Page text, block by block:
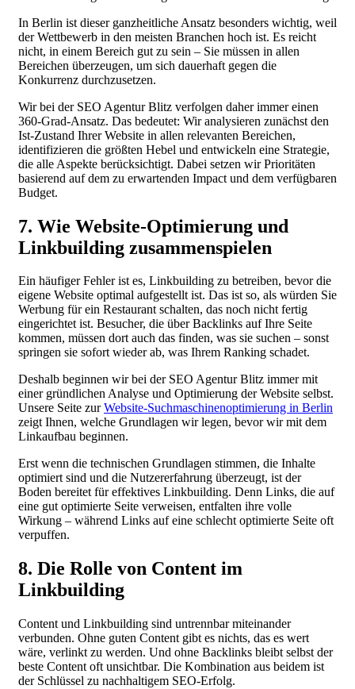
In Berlin ist dieser ganzheitliche Ansatz besonders wichtig, weil
der Wettbewerb in den meisten Branchen hoch ist. Es reicht
nicht, in einem Bereich gut zu sein – Sie müssen in allen
Bereichen überzeugen, um sich dauerhaft gegen die
Konkurrenz durchzusetzen.
Wir bei der SEO Agentur Blitz verfolgen daher immer einen
360-Grad-Ansatz. Das bedeutet: Wir analysieren zunächst den
Ist-Zustand Ihrer Website in allen relevanten Bereichen,
identifizieren die größten Hebel und entwickeln eine Strategie,
die alle Aspekte berücksichtigt. Dabei setzen wir Prioritäten
basierend auf dem zu erwartenden Impact und dem verfügbaren
Budget.
7. Wie Website-Optimierung und
Linkbuilding zusammenspielen
Ein häufiger Fehler ist es, Linkbuilding zu betreiben, bevor die
eigene Website optimal aufgestellt ist. Das ist so, als würden Sie
Werbung für ein Restaurant schalten, das noch nicht fertig
eingerichtet ist. Besucher, die über Backlinks auf Ihre Seite
kommen, müssen dort auch das finden, was sie suchen – sonst
springen sie sofort wieder ab, was Ihrem Ranking schadet.
Deshalb beginnen wir bei der SEO Agentur Blitz immer mit
einer gründlichen Analyse und Optimierung der Website selbst.
Unsere Seite zurWebsite-Suchmaschinenoptimierung in Berlin
zeigt Ihnen, welche Grundlagen wir legen, bevor wir mit dem
Linkaufbau beginnen.
Erst wenn die technischen Grundlagen stimmen, die Inhalte
optimiert sind und die Nutzererfahrung überzeugt, ist der
Boden bereitet für effektives Linkbuilding. Denn Links, die auf
eine gut optimierte Seite verweisen, entfalten ihre volle
Wirkung – während Links auf eine schlecht optimierte Seite oft
verpuffen.
8. Die Rolle von Content im
Linkbuilding
Content und Linkbuilding sind untrennbar miteinander
verbunden. Ohne guten Content gibt es nichts, das es wert
wäre, verlinkt zu werden. Und ohne Backlinks bleibt selbst der
beste Content oft unsichtbar. Die Kombination aus beidem ist
der Schlüssel zu nachhaltigem SEO-Erfolg.